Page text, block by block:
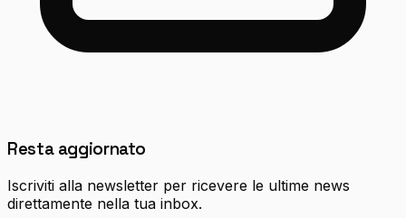
Resta aggiornato
Iscriviti alla newsletter per ricevere le ultime news
direttamente nella tua inbox.